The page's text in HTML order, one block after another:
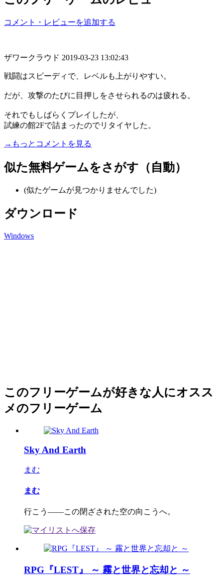
コメント・レビューを追加する
ザワークラウド 2019-03-23 13:02:43
戦闘はスピーディで、レベルも上がりやすい。
だが、攻撃のたびに目押しをさせられるのは疲れる。
それでもしばらくプレイしたが、
試練の館2Fで詰まったのでリタイヤした。
→もっとコメントを見る
似た無料ゲームをさがす（自動）
(似たゲームが見つかりませんでした)
ダウンロード
Windows
このフリーゲームが好きな人にオスス
メのフリーゲーム
Sky And Earth
まむ
まむ
行こう――この閉ざされた空の向こうへ。
RPG『LEST』 ～ 霧と世界と忘却と ～